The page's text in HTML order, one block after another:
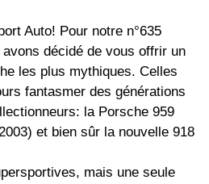
Auto! Pour notre n°635
décidé de vous offrir un
les plus mythiques. Celles
fantasmer des générations
la Porsche 959
et bien sûr la nouvelle 918
mais une seule